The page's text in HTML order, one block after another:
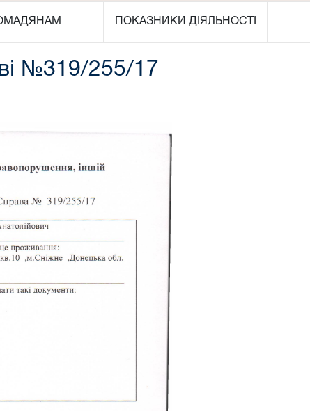
ПОКАЗНИКИ ДІЯЛЬНОСТІ
№319/255/17